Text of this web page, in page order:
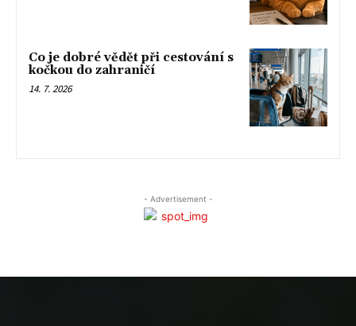
Co je dobré vědět při cestování s
kočkou do zahraničí
14. 7. 2026
- Advertisement -